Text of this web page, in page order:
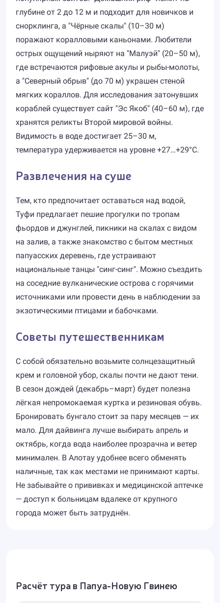
глубине от 2 до 12 м и подходит для новичков и
снорклинга, а "Чёрные скалы" (10–30 м)
поражают коралловыми каньонами. Любители
острых ощущений ныряют на "Малуэй" (20–50 м),
где встречаются рифовые акулы и рыбы-молоты,
а "Северный обрыв" (до 70 м) украшен стеной
мягких кораллов. Для исследования затонувших
кораблей существует сайт "Эс Якоб" (40–60 м), где
хранятся реликты Второй мировой войны.
Видимость в воде достигает 25–30 м,
температура удерживается на уровне +27…+29°C.
Развлечения на суше
Тем, кто предпочитает оставаться над водой,
Туфи предлагает пешие прогулки по тропам
фьордов и джунглей, пикники на скалах с видом
на залив, а также знакомство с бытом местных
папуасских деревень, где устраивают
национальные танцы "синг-синг". Можно съездить
на соседние вулканические острова с горячими
источниками или провести день в наблюдении за
экзотическими птицами и бабочками.
Советы путешественникам
С собой обязательно возьмите солнцезащитный
крем и головной убор, скалы почти не дают тени.
В сезон дождей (декабрь–март) будет полезна
лёгкая непромокаемая куртка и резиновая обувь.
Бронировать бунгало стоит за пару месяцев — их
мало. Для дайвинга лучше выбирать апрель и
октябрь, когда вода наиболее прозрачна и ветер
минимален. В Алотау удобнее всего обменять
наличные, так как местами не принимают карты.
Не забывайте о прививках и медицинской аптечке
— доступ к больницам вдалеке от крупного
города может быть затруднён.
Расчёт тура в Папуа-Новую Гвинею